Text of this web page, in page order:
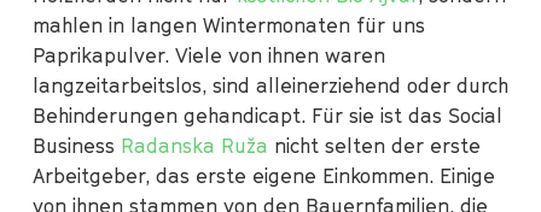
mahlen in langen Wintermonaten für uns
Paprikapulver. Viele von ihnen waren
langzeitarbeitslos, sind alleinerziehend oder durch
Behinderungen gehandicapt. Für sie ist das Social
Business Radanska Ruža nicht selten der erste
Arbeitgeber, das erste eigene Einkommen. Einige
von ihnen stammen von den Bauernfamilien, die